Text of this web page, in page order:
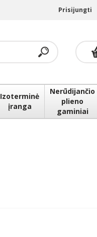
Prisijungti
Izoterminė
įranga
Nerūdijančio
plieno
gaminiai